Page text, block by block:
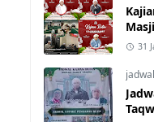
31
jadwal